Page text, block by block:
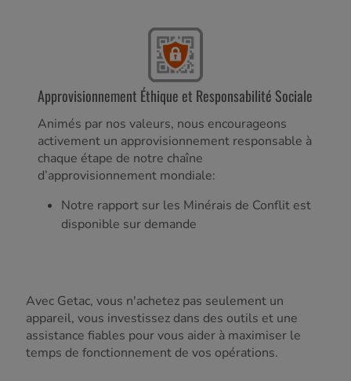
Approvisionnement Éthique et Responsabilité Sociale
Animés par nos valeurs, nous encourageons
activement un approvisionnement responsable à
chaque étape de notre chaîne
d’approvisionnement mondiale:
Notre rapport sur les Minérais de Conflit est
disponible sur demande
Avec Getac, vous n'achetez pas seulement un
appareil, vous investissez dans des outils et une
assistance fiables pour vous aider à maximiser le
temps de fonctionnement de vos opérations.